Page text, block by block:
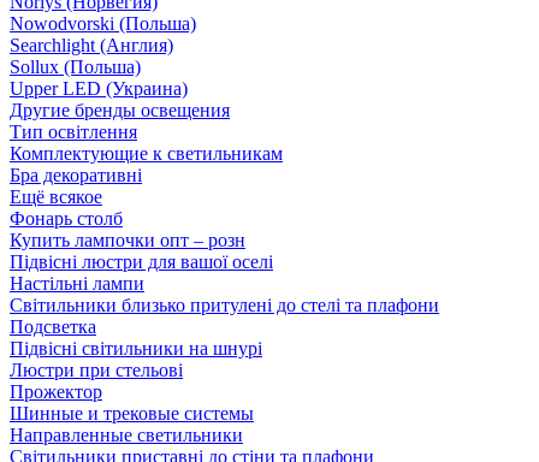
Nowodvorski (Польша)
Searchlight (Англия)
Sollux (Польша)
Upper LED (Украина)
Другие бренды освещения
Тип освітлення
Комплектующие к светильникам
Бра декоративні
Ещё всякое
Фонарь столб
Купить лампочки опт – розн
Підвісні люстри для вашої оселі
Настільні лампи
Світильники близько притулені до стелі та плафони
Подсветка
Підвісні світильники на шнурі
Люстри при стельові
Прожектор
Шинные и трековые системы
Направленные светильники
Світильники приставні до стіни та плафони